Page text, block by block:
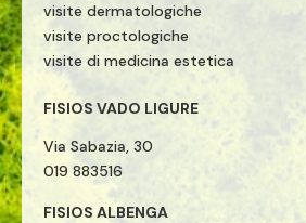
visite dermatologiche
visite proctologiche
visite di medicina estetica
FISIOS VADO LIGURE
Via Sabazia, 30
019 883516
FISIOS ALBENGA